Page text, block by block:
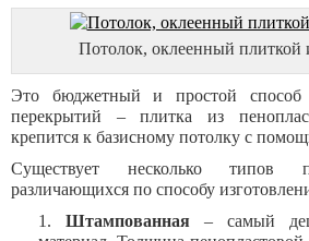
Потолок, оклеенный плиткой
Это бюджетный и простой способ
перекрытий – плитка из
крепится к базисному потолку с
Существует несколько типов
различающихся по способу
Штампованная – самый